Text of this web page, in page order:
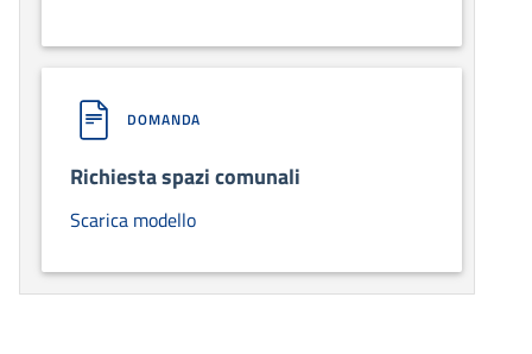
DOMANDA
Richiesta spazi comunali
Scarica modello